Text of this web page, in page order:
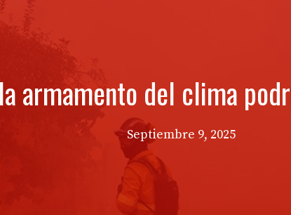
armamento del clima
Septiembre 9, 2025